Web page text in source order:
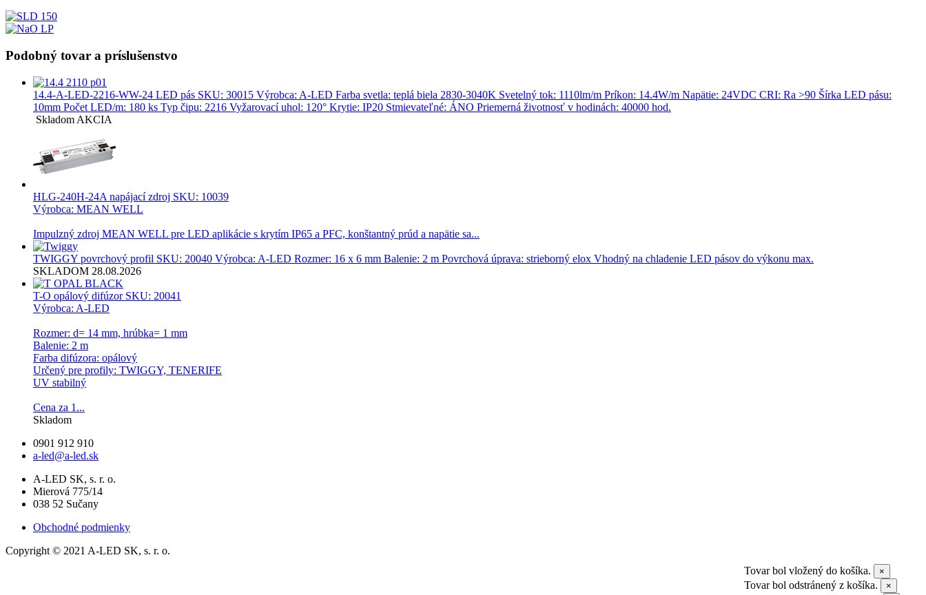
Podobný tovar a príslušenstvo
14.4-A-LED-2216-WW-24 LED pás SKU: 30015 Výrobca: A-LED Farba svetla: teplá biela 2830-3040K Svetelný tok: 1110lm/m Príkon: 14.4W/m Napätie: 24VDC CRI: Ra >90 Šírka LED pásu:
10mm Počet LED/m: 180 ks Typ čipu: 2216 Vyžarovací uhol: 120° Krytie: IP20 Stmievateľné: ÁNO Priemerná životnosť v hodinách: 40000 hod.
Skladom AKCIA
HLG-240H-24A napájací zdroj SKU: 10039
Výrobca: MEAN WELL
Impulzný zdroj MEAN WELL pre LED aplikácie s krytím IP65 a PFC, konštantný prúd a napätie sa...
TWIGGY povrchový profil SKU: 20040 Výrobca: A-LED Rozmer: 16 x 6 mm Balenie: 2 m Povrchová úprava: strieborný elox Vhodný na chladenie LED pásov do výkonu max.
SKLADOM 28.08.2026
T-O opálový difúzor SKU: 20041
Výrobca: A-LED
Rozmer: d= 14 mm, hrúbka= 1 mm
Balenie: 2 m
Farba difúzora: opálový
Určený pre profily: TWIGGY, TENERIFE
UV stabilný
Cena za 1...
Skladom
0901 912 910
a-led@a-led.sk
A-LED SK, s. r. o.
Mierová 775/14
038 52 Sučany
Obchodné podmienky
Copyright © 2021 A-LED SK, s. r. o.
Tovar bol vložený do košíka.
×
Tovar bol odstránený z košíka. ×